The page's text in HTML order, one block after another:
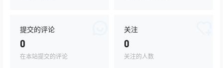
提交的评论
0
在本站提交的评论
关注
0
关注的人数